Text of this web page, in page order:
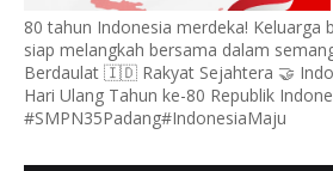
80 tahun Indonesia merdeka! Keluarga
siap melangkah bersama dalam
Berdaulat 🇮🇩 Rakyat Sejahtera 🤝
Hari Ulang Tahun ke-80 Republik
#SMPN35Padang#IndonesiaMaju